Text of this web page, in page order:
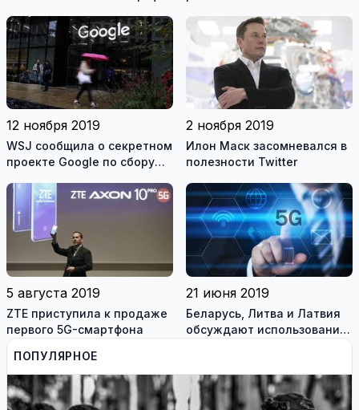
12 ноября 2019
WSJ сообщила о секретном
проекте Google по сбору
данных
2 ноября 2019
Илон Маск засомневался в
полезности Twitter
5 августа 2019
ZTE приступила к продаже
первого 5G-смартфона
21 июня 2019
Беларусь, Литва и Латвия
обсуждают использование
ПОПУЛЯРНОЕ